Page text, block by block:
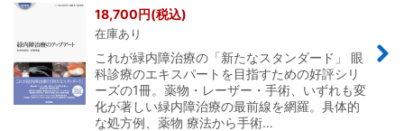
18,700円(税込)
在庫あり
これが緑内障治療の「新たなスタンダード」 眼
科診療のエキスパートを目指すための好評シリ
ーズの1冊。薬物・レーザー・手術、いずれも変
化が著しい緑内障治療の最前線を網羅。具体的
な処方例、薬物 療法から手術…